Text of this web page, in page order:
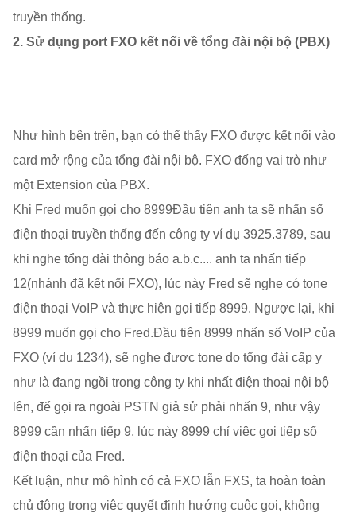
truyền thống.
2. Sử dụng port FXO kết nối về tổng đài nội bộ (PBX)
Như hình bên trên, bạn có thể thấy FXO được kết nối vào
card mở rộng của tổng đài nội bộ. FXO đống vai trò như
một Extension của PBX.
Khi Fred muốn gọi cho 8999Đầu tiên anh ta sẽ nhấn số
điện thoại truyền thống đến công ty ví dụ 3925.3789, sau
khi nghe tổng đài thông báo a.b.c.... anh ta nhấn tiếp
12(nhánh đã kết nối FXO), lúc này Fred sẽ nghe có tone
điện thoại VoIP và thực hiện gọi tiếp 8999. Ngược lại, khi
8999 muốn gọi cho Fred.Đầu tiên 8999 nhấn số VoIP của
FXO (ví dụ 1234), sẽ nghe được tone do tổng đài cấp y
như là đang ngồi trong công ty khi nhất điện thoại nội bộ
lên, để gọi ra ngoài PSTN giả sử phải nhấn 9, như vậy
8999 cần nhấn tiếp 9, lúc này 8999 chỉ việc gọi tiếp số
điện thoại của Fred.
Kết luận, như mô hình có cả FXO lẫn FXS, ta hoàn toàn
chủ động trong việc quyết định hướng cuộc gọi, không